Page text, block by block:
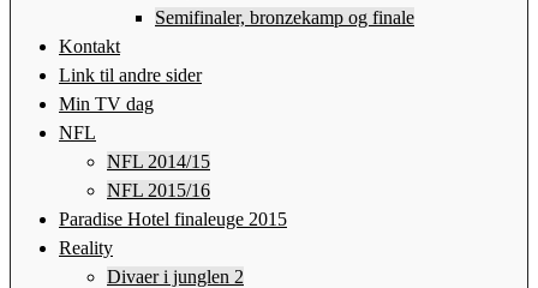
Semifinaler, bronzekamp og finale
Kontakt
Link til andre sider
Min TV dag
NFL
NFL 2014/15
NFL 2015/16
Paradise Hotel finaleuge 2015
Reality
Divaer i junglen 2